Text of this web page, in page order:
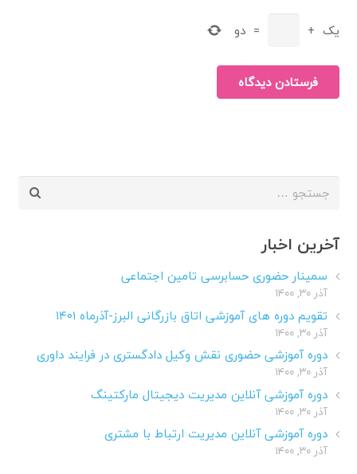
یک +
= دو
فرستادن دیدگاه
جستجو
آخرین اخبار
سمینار حضوری حسابرسی تامین اجتماعی
آذر ۳۰, ۱۴۰۰
تقویم دوره های آموزشی اتاق بازرگانی البرز-آذرماه ۱۴۰۱
آذر ۳۰, ۱۴۰۰
دوره آموزشی حضوری نقش وکیل دادگستری در فرایند داوری
آذر ۳۰, ۱۴۰۰
دوره آموزشی آنلاین مدیریت دیجیتال مارکتینگ
آذر ۳۰, ۱۴۰۰
دوره آموزشی آنلاین مدیریت ارتباط با مشتری
آذر ۳۰, ۱۴۰۰